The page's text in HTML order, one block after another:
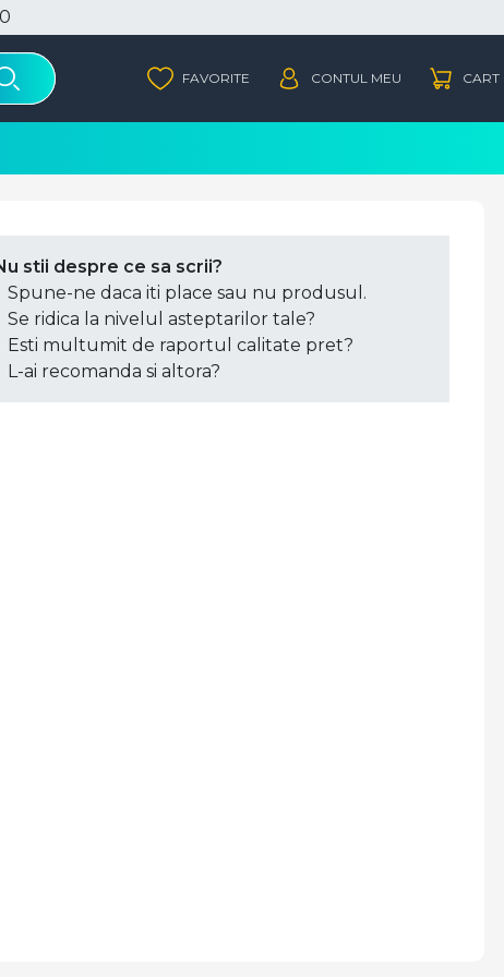
stii despre ce sa scrii?
Spune-ne daca iti place sau nu produsul.
Se ridica la nivelul asteptarilor tale?
Esti multumit de raportul calitate pret?
L-ai recomanda si altora?